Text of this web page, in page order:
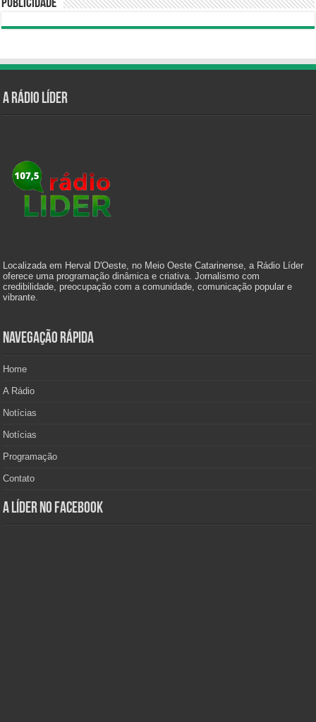
Publicidade
A Rádio Líder
Localizada em Herval D'Oeste, no Meio Oeste Catarinense, a Rádio Líder
oferece uma programação dinâmica e criativa. Jornalismo com
credibilidade, preocupação com a comunidade, comunicação popular e
vibrante.
Navegação Rápida
Home
A Rádio
Notícias
Notícias
Programação
Contato
A Líder no Facebook